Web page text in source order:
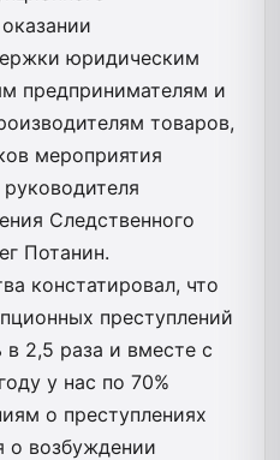
юридическим
предпринимателям и
товаров,
мероприятия
Следственного
Потанин.
констатировал, что
преступлений
в 2,5 раза и вместе с
у нас по 70%
о преступлениях
о возбуждении